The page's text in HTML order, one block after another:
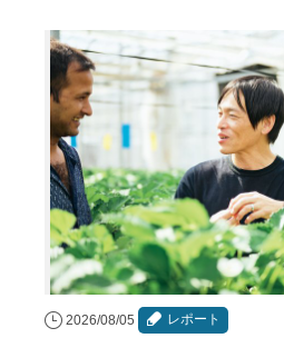
2026/08/05 レポート